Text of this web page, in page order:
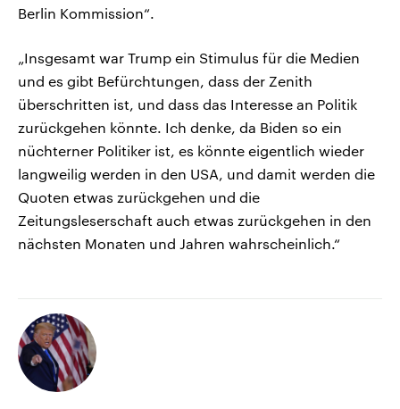
Berlin Kommission“.
„Insgesamt war Trump ein Stimulus für die Medien
und es gibt Befürchtungen, dass der Zenith
überschritten ist, und dass das Interesse an Politik
zurückgehen könnte. Ich denke, da Biden so ein
nüchterner Politiker ist, es könnte eigentlich wieder
langweilig werden in den USA, und damit werden die
Quoten etwas zurückgehen und die
Zeitungsleserschaft auch etwas zurückgehen in den
nächsten Monaten und Jahren wahrscheinlich.“